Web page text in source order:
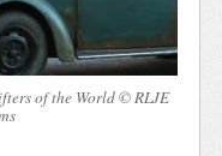
of the World © RLJE